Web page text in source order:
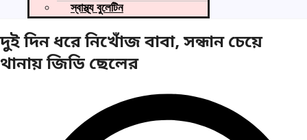
স্বাস্থ্য বুলেটিন
দুই দিন ধরে নিখোঁজ বাবা, সন্ধান চেয়ে
থানায় জিডি ছেলের